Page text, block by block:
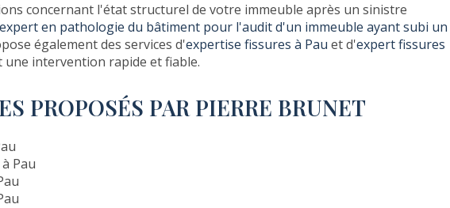
concernant l'état structurel de votre immeuble après un sinistre
expert en pathologie du bâtiment pour l'audit d'un immeuble ayant subi un
également des services d'expertise fissures à Pau et d'expert fissures
une intervention rapide et fiable.
PROPOSÉS PAR PIERRE BRUNET
Pau